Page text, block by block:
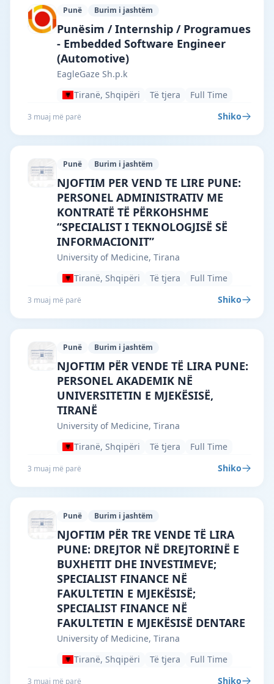
Punë Burim i jashtëm
EagleGaze Sh.p.k · Tiranë · #5866 —
Punësim / Internship / Programues
- Embedded Software Engineer
(Automotive)
EagleGaze Sh.p.k
Tiranë, Shqipëri
Të tjera Full Time
3 muaj më parë Shiko
Punë Burim i jashtëm
University of Medicine, Tirana · Tiranë
NJOFTIM PER VEND TE LIRE PUNE:
PERSONEL ADMINISTRATIV ME
KONTRATË TË PËRKOHSHME
“SPECIALIST I TEKNOLOGJISË SË
INFORMACIONIT”
University of Medicine, Tirana
Tiranë, Shqipëri
Të tjera Full Time
3 muaj më parë Shiko
Punë Burim i jashtëm
University of Medicine, Tirana · Tiranë
NJOFTIM PËR VENDE TË LIRA PUNE:
PERSONEL AKADEMIK NË
UNIVERSITETIN E MJEKËSISË,
TIRANË
University of Medicine, Tirana
Tiranë, Shqipëri
Të tjera Full Time
3 muaj më parë Shiko
Punë Burim i jashtëm
University of Medicine, Tirana · Tiranë
NJOFTIM PËR TRE VENDE TË LIRA
PUNE: DREJTOR NË DREJTORINË E
BUXHETIT DHE INVESTIMEVE;
SPECIALIST FINANCE NË
FAKULTETIN E MJEKËSISË;
SPECIALIST FINANCE NË
FAKULTETIN E MJEKËSISË DENTARE
University of Medicine, Tirana
Tiranë, Shqipëri
Të tjera Full Time
3 muaj më parë Shiko